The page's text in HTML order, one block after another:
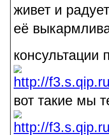
живет и
её
вот такие мы